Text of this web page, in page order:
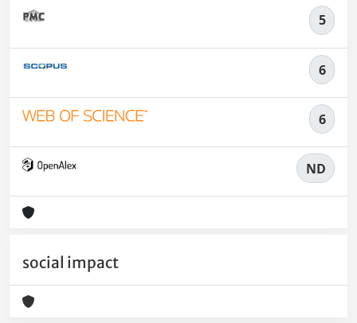
5
6
6
ND
social impact